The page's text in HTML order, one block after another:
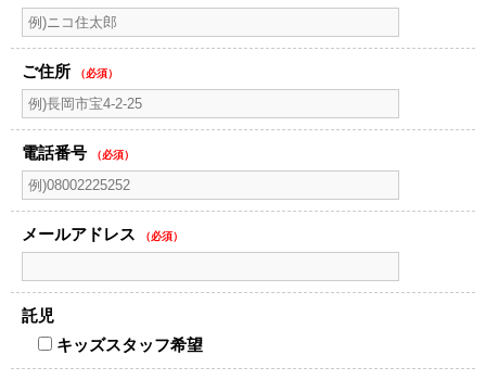
ご住所 （必須）
電話番号 （必須）
メールアドレス （必須）
託児
キッズスタッフ希望